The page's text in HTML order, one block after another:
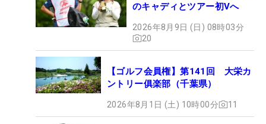
のキャディとツアー初Vへ
2026年8月9日 (日) 08時03分
20
【ゴルフ会員権】第141回 大栄カ
ントリー俱楽部（千葉県）
2026年8月1日 (土) 10時00分 11